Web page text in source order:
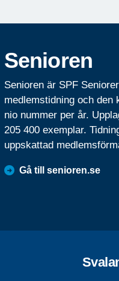
Senioren
Senioren är SPF
medlemstidning och den
nio nummer per år.
205 400 exemplar.
uppskattad
Gå till senioren.se